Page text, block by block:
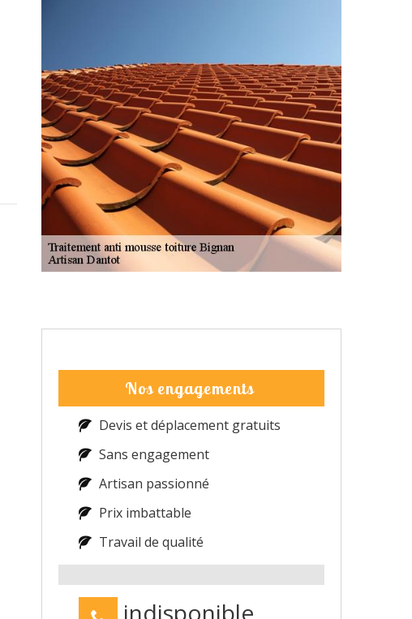
Nos engagements
Devis et déplacement gratuits
Sans engagement
Artisan passionné
Prix imbattable
Travail de qualité
indisponible